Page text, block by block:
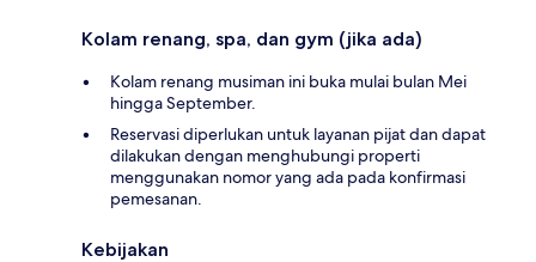
Kolam renang, spa, dan gym (jika ada)
Kolam renang musiman ini buka mulai bulan Mei
hingga September.
Reservasi diperlukan untuk layanan pijat dan dapat
dilakukan dengan menghubungi properti
menggunakan nomor yang ada pada konfirmasi
pemesanan.
Kebijakan